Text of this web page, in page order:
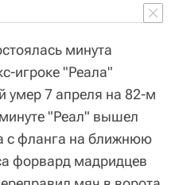
минута
игроке "Реала"
умер 7 апреля на 82-м
"Реал" вышел
с фланга на ближнюю
форвард мадридцев